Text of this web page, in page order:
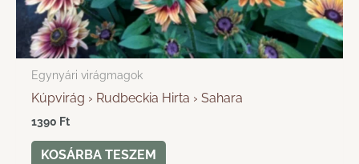
Egynyári virágmagok
Kúpvirág › Rudbeckia Hirta › Sahara
1390 Ft
KOSÁRBA TESZEM